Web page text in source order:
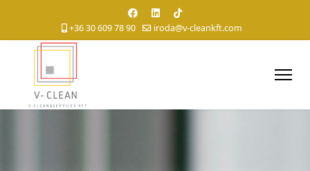
+36 30 609 78 90 iroda@v-cleankft.com